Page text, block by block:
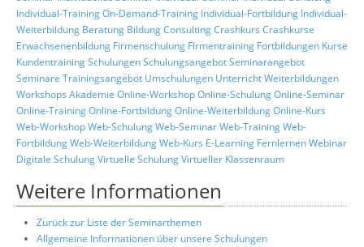
Individual-TrainingOn-Demand-Training Individual-Fortbildung Individual-
Weiterbildung Beratung BildungConsultingCrashkurs Crashkurse
Erwachsenenbildung Firmenschulung Firmentraining Fortbildungen Kurse
KundentrainingSchulungenSchulungsangebotSeminarangebot
Seminare Trainingsangebot Umschulungen UnterrichtWeiterbildungen
Workshops Akademie Online-WorkshopOnline-SchulungOnline-Seminar
Online-TrainingOnline-FortbildungOnline-WeiterbildungOnline-Kurs
Web-WorkshopWeb-SchulungWeb-SeminarWeb-TrainingWeb-
FortbildungWeb-WeiterbildungWeb-Kurs E-Learning FernlernenWebinar
Digitale SchulungVirtuelle SchulungVirtueller Klassenraum
Weitere Informationen
Zurück zur Liste der Seminarthemen
Allgemeine Informationen über unsere Schulungen